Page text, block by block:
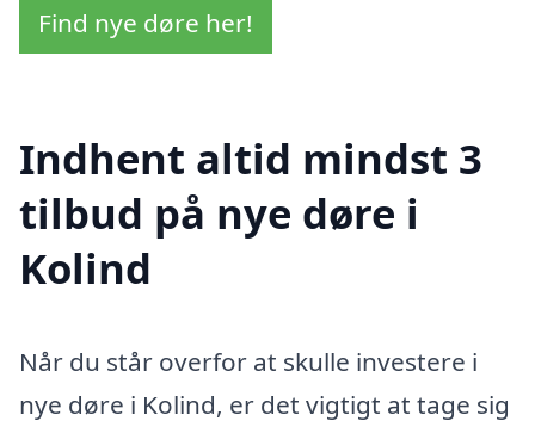
Find nye døre her!
Indhent altid mindst 3
tilbud på nye døre i
Kolind
Når du står overfor at skulle investere i
nye døre i Kolind, er det vigtigt at tage sig